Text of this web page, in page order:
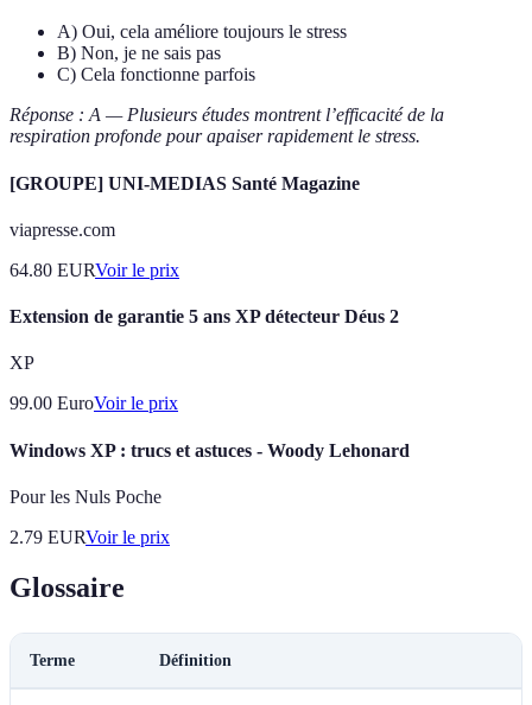
A) Oui, cela améliore toujours le stress
B) Non, je ne sais pas
C) Cela fonctionne parfois
Réponse : A — Plusieurs études montrent l’efficacité de la
respiration profonde pour apaiser rapidement le stress.
[GROUPE] UNI-MEDIAS Santé Magazine
viapresse.com
64.80 EURVoir le prix
Extension de garantie 5 ans XP détecteur Déus 2
XP
99.00 EuroVoir le prix
Windows XP : trucs et astuces - Woody Lehonard
Pour les Nuls Poche
2.79 EURVoir le prix
Glossaire
Terme Définition